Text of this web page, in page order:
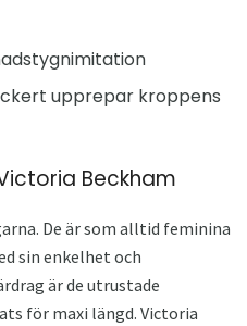
upprepar kroppens
Beckham
De är som alltid feminina
sin enkelhet och
är de utrustade
för maxi längd. Victoria